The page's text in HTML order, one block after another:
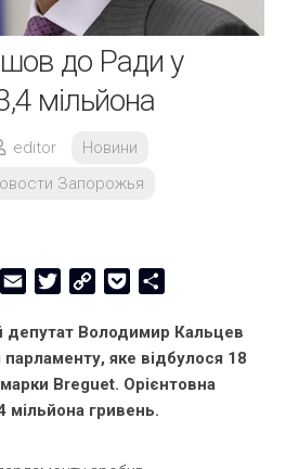
до Ради у
мільйона
editor
Новини
Запорожья
Messenger
Email TwitterCopy
Pocket
депутат Володимир Кальцев
яке відбулося 18
Breguet. Орієнтовна
мільйона гривень.